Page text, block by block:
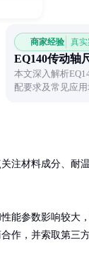
商家经验 真实
EQ140传动轴
本文深入解析
配要求及常见应
注材料成分、耐
能参数影响较大
作，并索取第三